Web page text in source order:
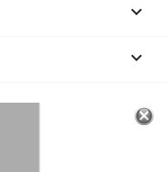

keyboard_arrow_down